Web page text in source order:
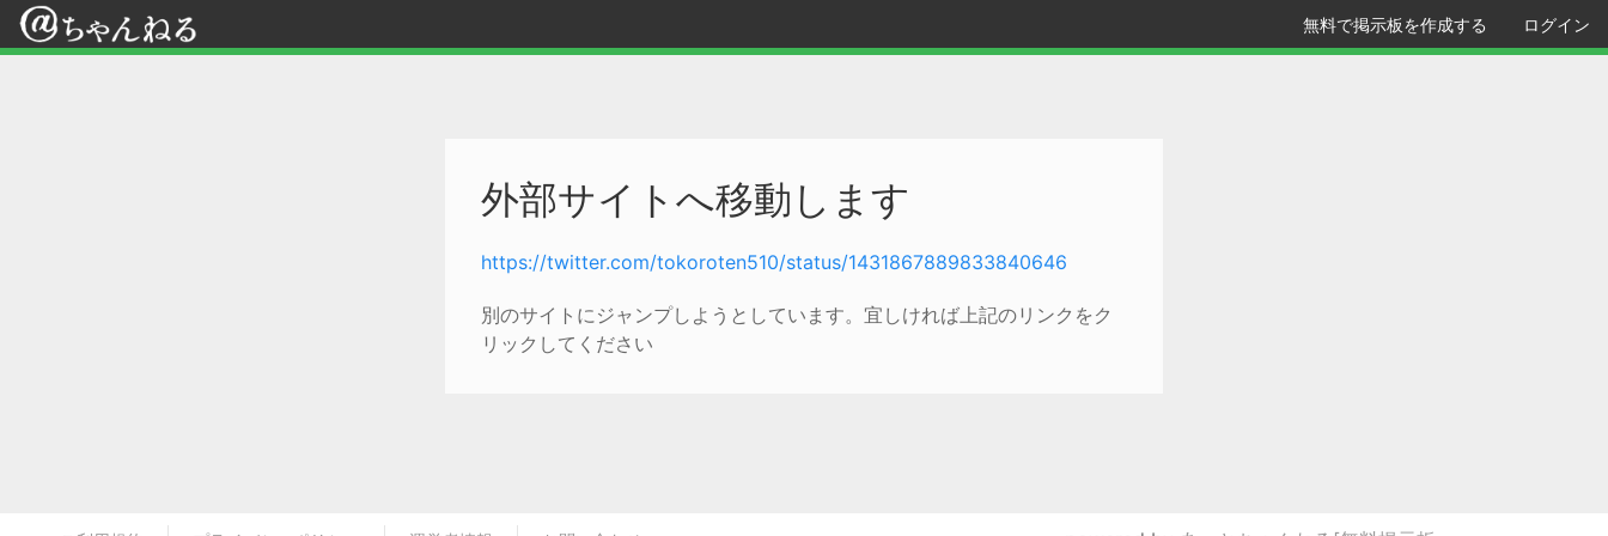
無料で掲示板を作成する ログイン
外部サイトへ移動します
https://twitter.com/tokoroten510/status/1431867889833840646
別のサイトにジャンプしようとしています。宜しければ上記のリンクをク
リックしてください